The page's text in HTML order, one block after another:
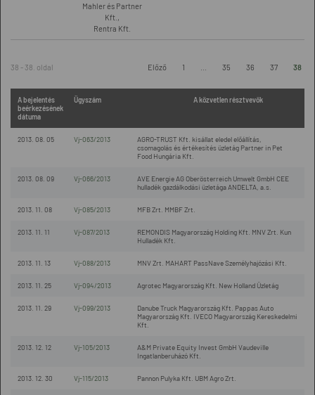
Mahler és Partner
Kft.,
Rentra Kft.
38 - 38. oldal Előző 1 35 36 37 38
A bejelentés
beérkezésének
dátuma
Ügyszám A közvetlen résztvevők
2013. 08. 05 Vj-063/2013
AGRO-TRUST Kft. kisállat eledel előállítás,
csomagolás és értékesítés üzletág Partner in Pet
Food Hungária Kft.
2013. 08. 09 Vj-066/2013
AVE Energie AG Oberösterreich Umwelt GmbH CEE
hulladék gazdálkodási üzletága ANDELTA, a.s.
2013. 11. 08 Vj-085/2013 MFB Zrt. MMBF Zrt.
2013. 11. 11 Vj-087/2013
REMONDIS Magyarország Holding Kft. MNV Zrt. Kun
Hulladék Kft.
2013. 11. 13 Vj-088/2013 MNV Zrt. MAHART PassNave Személyhajózási Kft.
2013. 11. 25 Vj-094/2013 Agrotec Magyarország Kft. New Holland Üzletág
2013. 11. 29 Vj-099/2013
Danube Truck Magyarország Kft. Pappas Auto
Magyarország Kft. IVECO Magyarország Kereskedelmi
Kft.
2013. 12. 12 Vj-105/2013
A&M Private Equity Invest GmbH Vaudeville
Ingatlanberuházó Kft.
2013. 12. 30 Vj-115/2013 Pannon Pulyka Kft. UBM Agro Zrt.